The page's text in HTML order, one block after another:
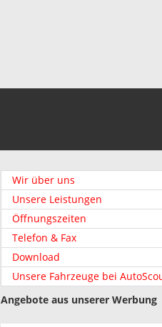
Wir über uns
Unsere Leistungen
Öffnungszeiten
Telefon & Fax
Download
Unsere Fahrzeuge bei
Angebote aus unserer Werbung